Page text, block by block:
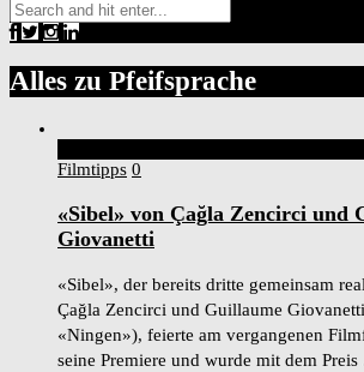
Alles zu Pfeifsprache
Filmtipps 0
«Sibel» von Çağla Zencirci und
Giovanetti
«Sibel», der bereits dritte gemeinsam
Çağla Zencirci und Guillaume
«Ningen»), feierte am vergangenen
seine Premiere und wurde mit dem Preis